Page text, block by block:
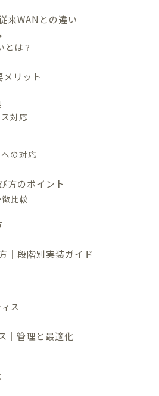
来WANとの違い
とは？
リット
対応
の対応
方のポイント
比較
｜段階別実装ガイド
ス
｜管理と最適化